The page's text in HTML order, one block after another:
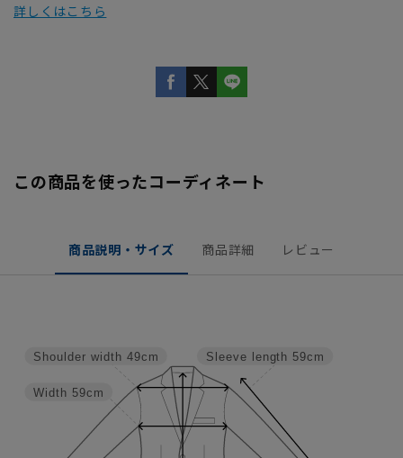
詳しくはこちら
この商品を使ったコーディネート
商品説明・サイズ 商品詳細 レビュー
Sleeve length 59cm
Width 59cm
Shoulder width 49cm